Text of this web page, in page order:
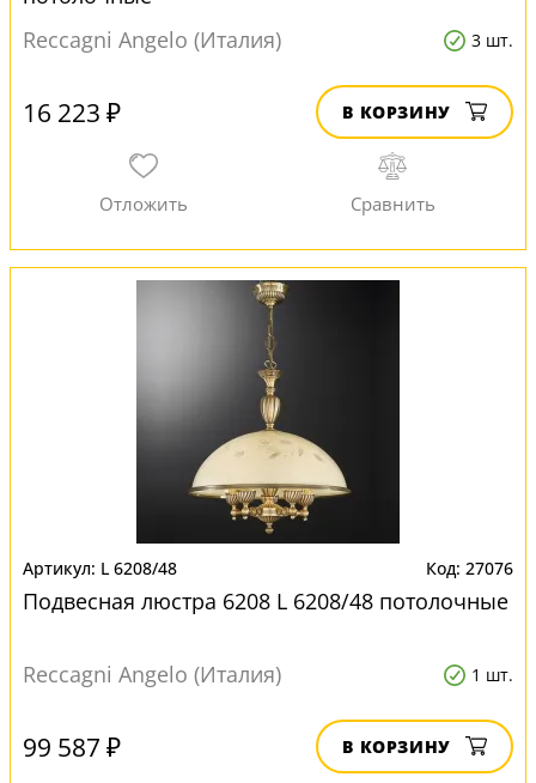
Reccagni Angelo (Италия)
3 шт.
16 223 ₽ В КОРЗИНУ
L 6208/48 27076
Подвесная люстра 6208 L 6208/48 потолочные
Reccagni Angelo (Италия) 1 шт.
99 587 ₽ В КОРЗИНУ